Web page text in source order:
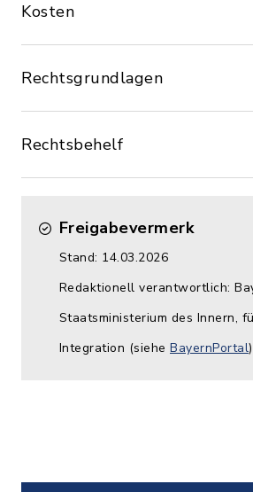
Kosten
Rechtsgrundlagen
Rechtsbehelf
Freigabevermerk
Stand: 14.03.2026
Redaktionell verantwortlich:
Staatsministerium des Innern,
Integration (siehe BayernPortal)